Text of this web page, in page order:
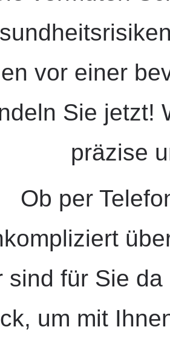
vor einer
Sie jetzt!
präzise
Ob per
sind für Sie
um mit